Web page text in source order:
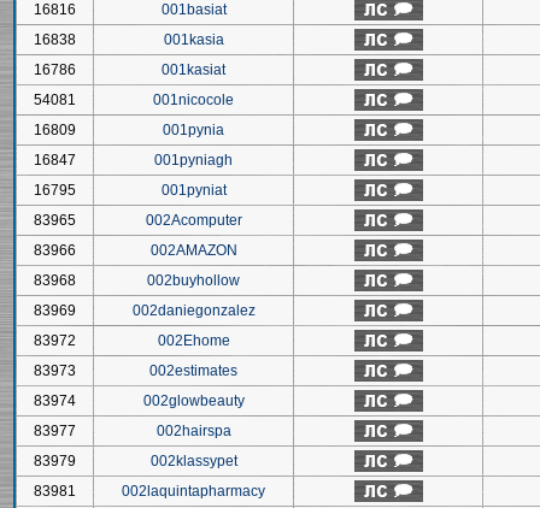
16816
001basiat
16838
001kasia
16786
001kasiat
54081
001nicocole
16809
001pynia
16847
001pyniagh
16795
001pyniat
83965
002Acomputer
83966
002AMAZON
83968
002buyhollow
83969
002daniegonzalez
83972
002Ehome
83973
002estimates
83974
002glowbeauty
83977
002hairspa
83979
002klassypet
83981
002laquintapharmacy